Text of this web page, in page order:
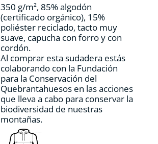
página
de
producto
350 g/m², 85% algodón
(certificado orgánico), 15%
poliéster reciclado, tacto muy
suave, capucha con forro y con
cordón.
Al comprar esta sudadera estás
colaborando con la Fundación
para la Conservación del
Quebrantahuesos en las acciones
que lleva a cabo para conservar la
biodiversidad de nuestras
montañas.